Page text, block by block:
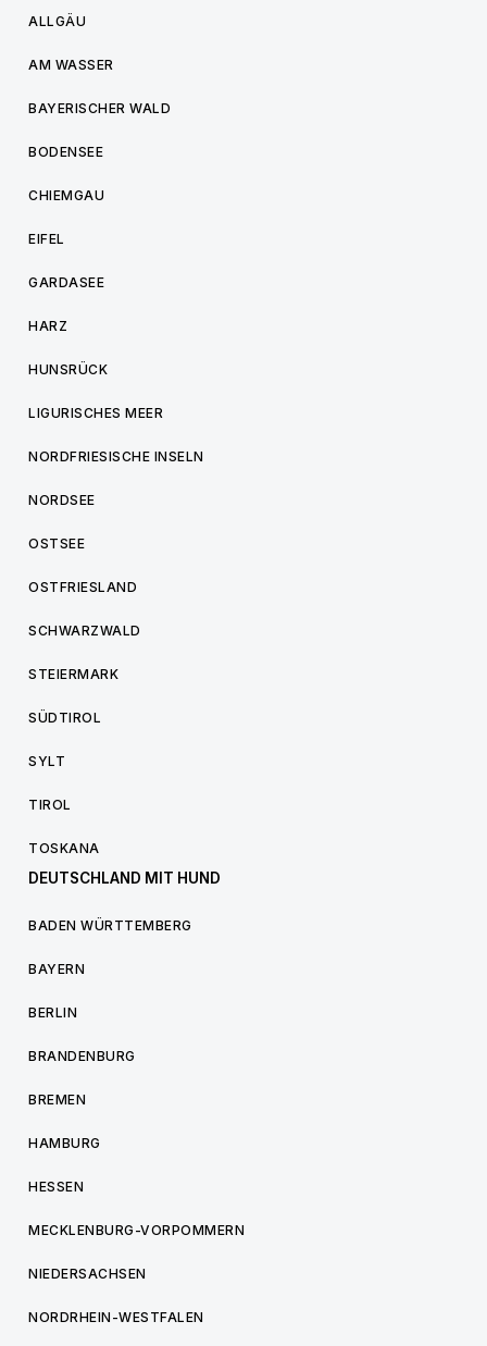
ALLGÄU
AM WASSER
BAYERISCHER WALD
BODENSEE
CHIEMGAU
EIFEL
GARDASEE
HARZ
HUNSRÜCK
LIGURISCHES MEER
NORDFRIESISCHE INSELN
NORDSEE
OSTSEE
OSTFRIESLAND
SCHWARZWALD
STEIERMARK
SÜDTIROL
SYLT
TIROL
TOSKANA
DEUTSCHLAND MIT HUND
BADEN WÜRTTEMBERG
BAYERN
BERLIN
BRANDENBURG
BREMEN
HAMBURG
HESSEN
MECKLENBURG-VORPOMMERN
NIEDERSACHSEN
NORDRHEIN-WESTFALEN